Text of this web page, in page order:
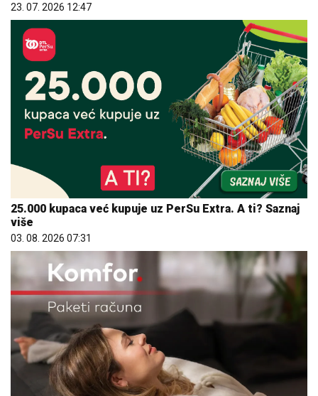
23. 07. 2026 12:47
25.000 kupaca već kupuje uz PerSu Extra. A ti? Saznaj
više
03. 08. 2026 07:31